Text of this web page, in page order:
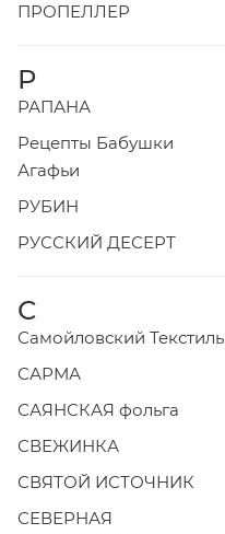
ПРОПЕЛЛЕР
Р
РАПАНА
Рецепты Бабушки
Агафьи
РУБИН
РУССКИЙ ДЕСЕРТ
С
Самойловский Текстиль
САРМА
САЯНСКАЯ фольга
СВЕЖИНКА
СВЯТОЙ ИСТОЧНИК
СЕВЕРНАЯ